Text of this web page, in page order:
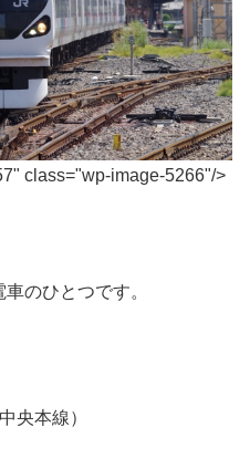
class="wp-image-5266"/>
のひとつです。
央本線）